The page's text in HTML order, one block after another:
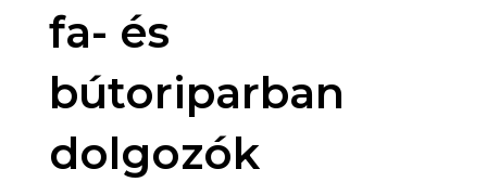
fa- és
bútoriparban
dolgozók